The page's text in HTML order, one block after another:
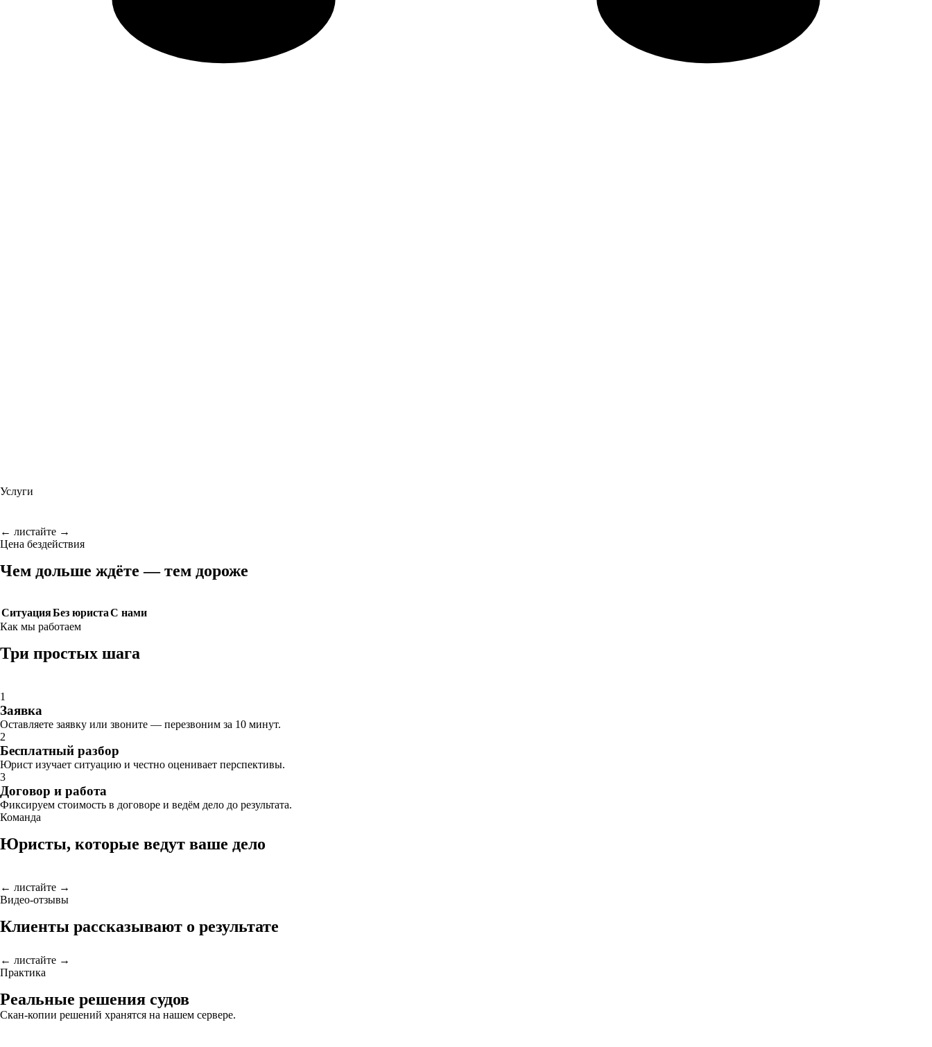
Услуги
← листайте →
Цена бездействия
Чем дольше ждёте — тем дороже
СитуацияБез юристаС нами
Как мы работаем
Три простых шага
1
Заявка
Оставляете заявку или звоните — перезвоним за 10 минут.
2
Бесплатный разбор
Юрист изучает ситуацию и честно оценивает перспективы.
3
Договор и работа
Фиксируем стоимость в договоре и ведём дело до результата.
Команда
Юристы, которые ведут ваше дело
← листайте →
Видео-отзывы
Клиенты рассказывают о результате
← листайте →
Практика
Реальные решения судов
Скан-копии решений хранятся на нашем сервере.